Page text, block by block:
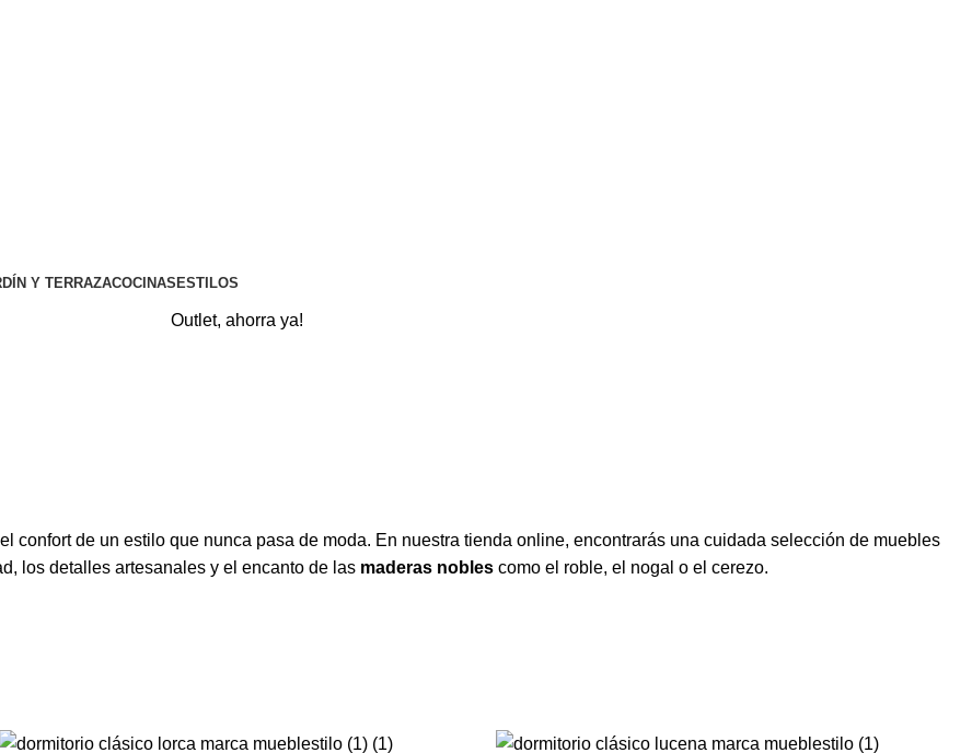
Y TERRAZACOCINAS ESTILOS
Outlet, ahorra ya!
confort de un estilo que nunca pasa de moda. En nuestra tienda online, encontrarás una cuidada selección de muebles
los detalles artesanales y el encanto de las maderas nobles como el roble, el nogal o el cerezo.